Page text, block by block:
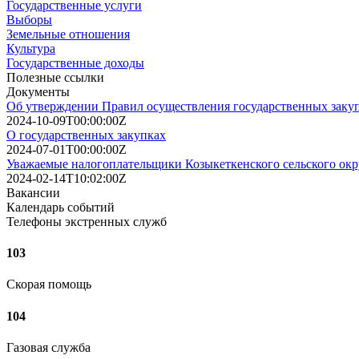
Государственные услуги
Выборы
Земельные отношения
Культура
Государственные доходы
Полезные ссылки
Документы
Об утверждении Правил осуществления государственных
2024-10-09T00:00:00Z
О государственных закупках
2024-07-01T00:00:00Z
Уважаемые налогоплательщики Козыкеткенского сельского
2024-02-14T10:02:00Z
Вакансии
Календарь событий
Телефоны экстренных служб
103
Скорая помощь
104
Газовая служба